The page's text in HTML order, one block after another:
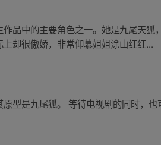
品中的主要角色之一。她是九尾天
却很傲娇，非常仰慕姐姐涂山红红...
型是九尾狐。 等待电视剧的同时，